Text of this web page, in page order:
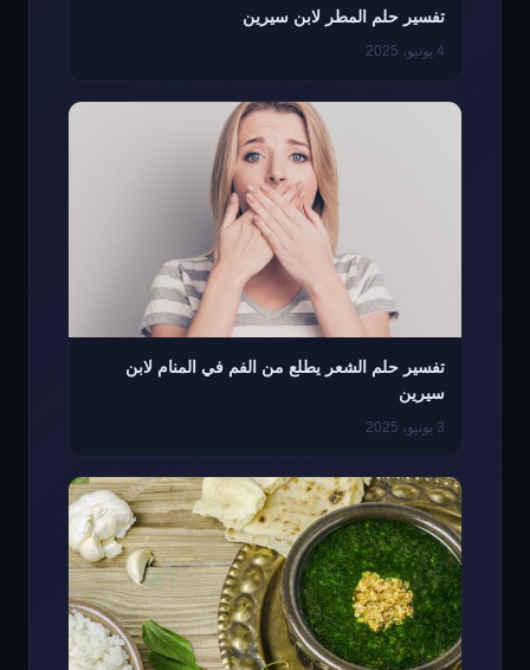
تفسير حلم المطر لابن سيرين
4 يونيو، 2025
تفسير حلم الشعر يطلع من الفم في المنام لابن
سيرين
3 يونيو، 2025